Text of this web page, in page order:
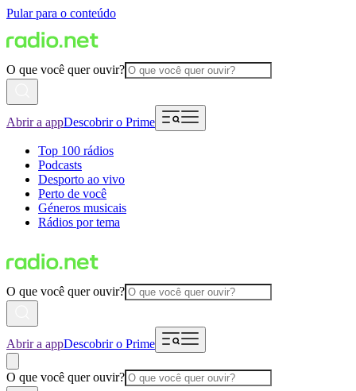
Pular para o conteúdo
O que você quer ouvir?
Abrir a appDescobrir o Prime
Top 100 rádios
Podcasts
Desporto ao vivo
Perto de você
Géneros musicais
Rádios por tema
O que você quer ouvir?
Abrir a appDescobrir o Prime
O que você quer ouvir?